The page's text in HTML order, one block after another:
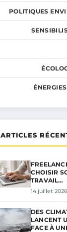
POLITIQUES
ARTICLES
CHOISIR
TRAVAIL…
14 juillet 2026
DES
LANCENT
FACE À